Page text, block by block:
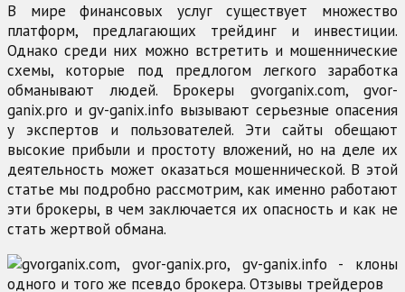
В мире финансовых услуг существует множество
платформ, предлагающих трейдинг и инвестиции.
Однако среди них можно встретить и мошеннические
схемы, которые под предлогом легкого заработка
обманывают людей. Брокеры gvorganix.com, gvor-
ganix.pro и gv-ganix.info вызывают серьезные опасения
у экспертов и пользователей. Эти сайты обещают
высокие прибыли и простоту вложений, но на деле их
деятельность может оказаться мошеннической. В этой
статье мы подробно рассмотрим, как именно работают
эти брокеры, в чем заключается их опасность и как не
стать жертвой обмана.